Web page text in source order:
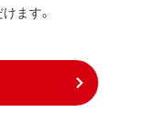
ます。